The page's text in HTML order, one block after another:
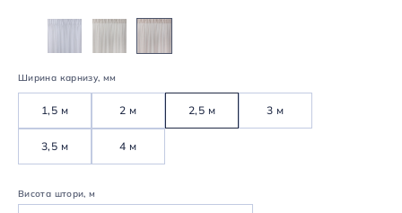
Ширина карнизу, мм
1,5 м 2 м 2,5 м 3 м
3,5 м 4 м
Висота штори, м